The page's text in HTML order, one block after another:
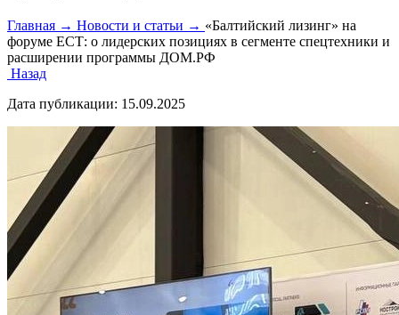
Главная → Новости и статьи → «Балтийский лизинг» на
форуме ЕСТ: о лидерских позициях в сегменте спецтехники и
расширении программы ДОМ.РФ
Назад
Дата публикации: 15.09.2025